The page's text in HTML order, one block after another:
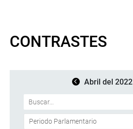
CONTRASTES
Abril del 2022